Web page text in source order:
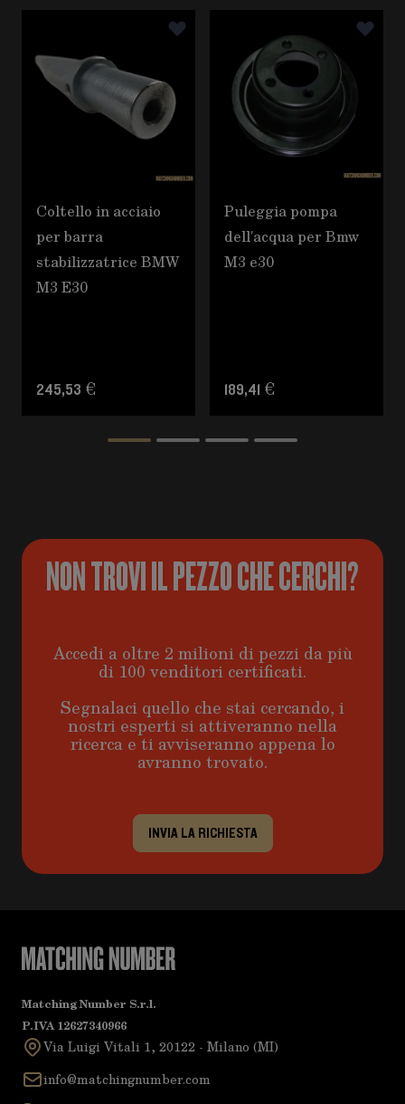
È possibile navigare tra gli elementi del carosello
Premere per saltare il carosello
Coltello in acciaio
per barra
stabilizzatrice BMW
M3 E30
245,53 €
Puleggia pompa
dell'acqua per Bmw
M3 e30
189,41 €
NON TROVI IL PEZZO CHE CERCHI?
Accedi a oltre 2 milioni di pezzi da più
di 100 venditori certificati.
Segnalaci quello che stai cercando, i
nostri esperti si attiveranno nella
ricerca e ti avviseranno appena lo
avranno trovato.
INVIA LA RICHIESTA
Matching Number S.r.l.
P.IVA 12627340966
Via Luigi Vitali 1, 20122 - Milano (MI)
info@matchingnumber.com